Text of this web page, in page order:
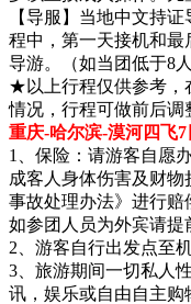
【导服】当地中文持
程中，第一天接机和最
导游。（如当团低于8
★以上行程仅供参考，
情况，行程可做前后调
重庆-哈尔滨-漠河四飞7
1、保险：请游客自愿
成客人身体伤害及财
事故处理办法》进行赔
如参团人员为外宾请提
2、游客自行出发点至
3、旅游期间一切私人
讯，娱乐或自由自主购